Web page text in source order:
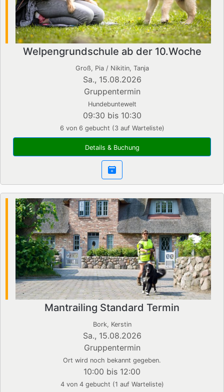
Welpengrundschule ab der 10.Woche
Groß, Pia / Nikitin, Tanja
Sa., 15.08.2026
Gruppentermin
Hundebuntewelt
09:30 bis 10:30
6 von 6 gebucht (3 auf Warteliste)
Details & Buchung
Mantrailing Standard Termin
Bork, Kerstin
Sa., 15.08.2026
Gruppentermin
Ort wird noch bekannt gegeben.
10:00 bis 12:00
4 von 4 gebucht (1 auf Warteliste)